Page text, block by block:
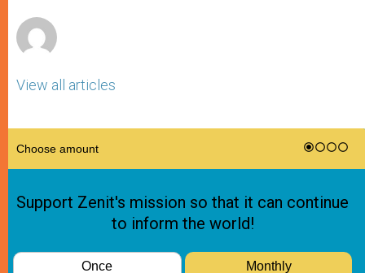
View all articles